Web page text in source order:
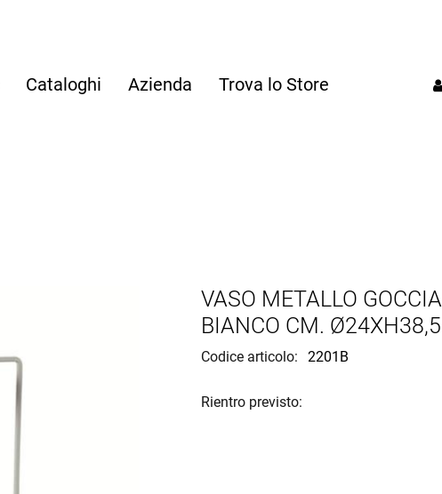
Cataloghi Azienda Trova lo Store
VASO METALLO GOCCIA
BIANCO CM. Ø24XH38,5
Codice articolo: 2201B
Rientro previsto: